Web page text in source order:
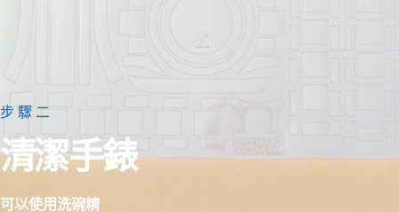
步驟二
清潔手錶
可以使用洗碗精